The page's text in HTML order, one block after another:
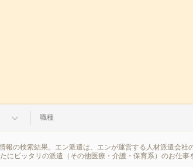
職種
報の検索結果。エン派遣は、エンが運営する人材派遣会社
にピッタリの派遣（その他医療・介護・保育系）のお仕事